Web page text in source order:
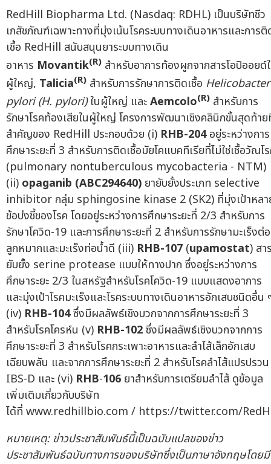
RedHill Biopharma Ltd. (Nasdaq: RDHL) เป็นบริษัทชีว
เภสัชภัณฑ์เฉพาะทางที่มุ่งเน้นโรคระบบทางเดินอาหารและการ
เชื้อ RedHill สนับสนุนยาระบบทางเดิน
อาหาร Movantik(R) สำหรับอาการท้องผูกจากสารโอปิออยด์
ผู้ใหญ่, Talicia(R) สำหรับการรักษาการติดเชื้อ Helicobacter
pylori (H. pylori)ในผู้ใหญ่ และAemcolo(R) สำหรับการ
รักษาโรคท้องเสียในผู้ใหญ่ โครงการพัฒนาเชิงคลินิกขั้นสุดท้า
สำคัญของ RedHill ประกอบด้วย (i) RHB-204อยู่ระหว่างการ
ศึกษาระยะที่ 3 สำหรับการติดเชื้อมัยโคแบคทีเรียที่ไม่ใช่เชื้อวัณโ
(pulmonary nontuberculous mycobacteria - NTM)
(ii) opaganib (ABC294640) ยายับยั้งประเภท selective
inhibitor กลุ่ม sphingosine kinase 2 (SK2) ที่มุ่งเป้าหล
ข้อบ่งชี้ของโรค โดยอยู่ระหว่างการศึกษาระยะที่ 2/3 สำหรับการ
รักษาโควิด-19 และการศึกษาระยะที่ 2 สำหรับการรักษามะเร็งต่
ลูกหมากและมะเร็งท่อน้ำดี (iii) RHB-107 (upamostat) สา
ยับยั้ง serine protease แบบให้ทางปาก ซึ่งอยู่ระหว่างการ
ศึกษาระยะ 2/3 ในสหรัฐสำหรับโรคโควิด-19 แบบแสดงอาการ
และมุ่งเป้าโรคมะเร็งและโรคระบบทางเดินอาหารอักเสบชนิดอื่น
(iv) RHB-104ซึ่งมีผลลัพธ์เชิงบวกจากการศึกษาระยะที่ 3
สำหรับโรคโครห์น (v) RHB-102ซึ่งมีผลลัพธ์เชิงบวกจากการ
ศึกษาระยะที่ 3 สำหรับโรคกระเพาะอาหารและลำไส้เล็กอักเสบ
เฉียบพลัน และจากการศึกษาระยะที่ 2 สำหรับโรคลำไส้แปรปรวน
IBS-D และ (vi) RHB-106 ยาสำหรับการเตรียมลำไส้ ดูข้อมูล
เพิ่มเติมเกี่ยวกับบริษัท
ได้ที่ www.redhillbio.com / https://twitter.com/
หมายเหตุ: ข่าวประชาสัมพันธ์นี้เป็นฉบับแปลของข่าว
ประชาสัมพันธ์ฉบับทางการของบริษัทซึ่งเป็นภาษาอังกฤษโดยมี